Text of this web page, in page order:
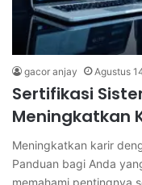
gacor anjay Agustus
Sertifikasi
Meningkatkan
Meningkatkan karir
Panduan bagi Anda